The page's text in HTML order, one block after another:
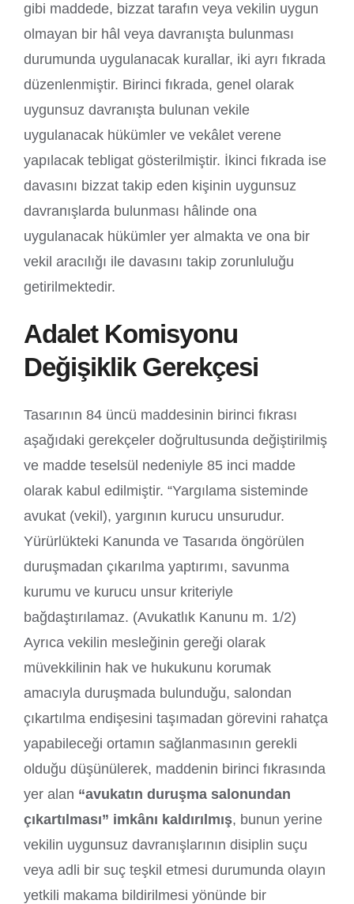
gibi maddede, bizzat tarafın veya vekilin uygun
olmayan bir hâl veya davranışta bulunması
durumunda uygulanacak kurallar, iki ayrı fıkrada
düzenlenmiştir. Birinci fıkrada, genel olarak
uygunsuz davranışta bulunan vekile
uygulanacak hükümler ve vekâlet verene
yapılacak tebligat gösterilmiştir. İkinci fıkrada ise
davasını bizzat takip eden kişinin uygunsuz
davranışlarda bulunması hâlinde ona
uygulanacak hükümler yer almakta ve ona bir
vekil aracılığı ile davasını takip zorunluluğu
getirilmektedir.
Adalet Komisyonu
Değişiklik Gerekçesi
Tasarının 84 üncü maddesinin birinci fıkrası
aşağıdaki gerekçeler doğrultusunda değiştirilmiş
ve madde teselsül nedeniyle 85 inci madde
olarak kabul edilmiştir. “Yargılama sisteminde
avukat (vekil), yargının kurucu unsurudur.
Yürürlükteki Kanunda ve Tasarıda öngörülen
duruşmadan çıkarılma yaptırımı, savunma
kurumu ve kurucu unsur kriteriyle
bağdaştırılamaz. (Avukatlık Kanunu m. 1/2)
Ayrıca vekilin mesleğinin gereği olarak
müvekkilinin hak ve hukukunu korumak
amacıyla duruşmada bulunduğu, salondan
çıkartılma endişesini taşımadan görevini rahatça
yapabileceği ortamın sağlanmasının gerekli
olduğu düşünülerek, maddenin birinci fıkrasında
yer alan “avukatın duruşma salonundan
çıkartılması” imkânı kaldırılmış, bunun yerine
vekilin uygunsuz davranışlarının disiplin suçu
veya adli bir suç teşkil etmesi durumunda olayın
yetkili makama bildirilmesi yönünde bir